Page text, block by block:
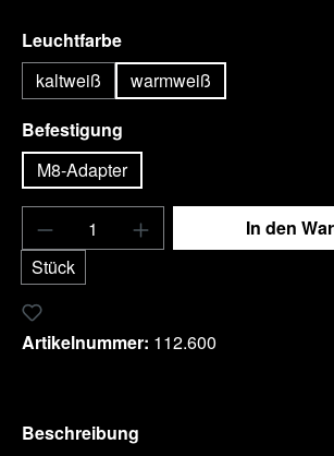
Leuchtfarbeauswählen
kaltweiß
warmweiß
Befestigung
M8-Adapter
Produkt Anzahl: Gib den
Stück
In den
Artikelnummer: 112.600
Beschreibung